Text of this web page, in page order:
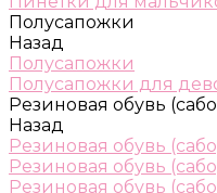
Полусапожки
Назад
Полусапожки
Полусапожки для
Резиновая обувь
Назад
Резиновая обувь
Резиновая обувь
Резиновая обувь